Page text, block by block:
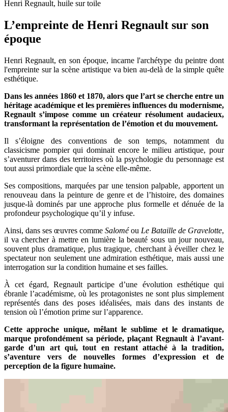
Henri Regnault, huile sur toile
L’empreinte de Henri Regnault sur son
époque
Henri Regnault, en son époque, incarne l'archétype du peintre dont
l'empreinte sur la scène artistique va bien au-delà de la simple quête
esthétique.
Dans les années 1860 et 1870, alors que l’art se cherche entre un
héritage académique et les premières influences du modernisme,
Regnault s’impose comme un créateur résolument audacieux,
transformant la représentation de l’émotion et du mouvement.
Il s’éloigne des conventions de son temps, notamment du
classicisme pompier qui dominait encore le milieu artistique, pour
s’aventurer dans des territoires où la psychologie du personnage est
tout aussi primordiale que la scène elle-même.
Ses compositions, marquées par une tension palpable, apportent un
renouveau dans la peinture de genre et de l’histoire, des domaines
jusque-là dominés par une approche plus formelle et dénuée de la
profondeur psychologique qu’il y infuse.
Ainsi, dans ses œuvres comme Saloméou Le Bataille de Gravelotte,
il va chercher à mettre en lumière la beauté sous un jour nouveau,
souvent plus dramatique, plus tragique, cherchant à éveiller chez le
spectateur non seulement une admiration esthétique, mais aussi une
interrogation sur la condition humaine et ses failles.
À cet égard, Regnault participe d’une évolution esthétique qui
ébranle l’académisme, où les protagonistes ne sont plus simplement
représentés dans des poses idéalisées, mais dans des instants de
tension où l’émotion prime sur l’apparence.
Cette approche unique, mêlant le sublime et le dramatique,
marque profondément sa période, plaçant Regnault à l’avant-
garde d’un art qui, tout en restant attaché à la tradition,
s’aventure vers de nouvelles formes d’expression et de
perception de la figure humaine.